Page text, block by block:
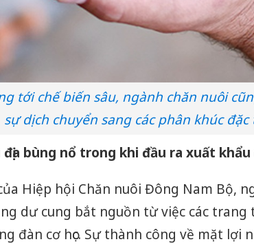
tới chế biến sâu, ngành chăn nuôi
sự dịch chuyển sang các phân khúc đặc
bùng nổ trong khi đầu ra xuất khẩu
Hiệp hội Chăn nuôi Đông Nam Bộ,
dư cung bắt nguồn từ việc các
đàn cơ học. Sự thành công về mặt lợi